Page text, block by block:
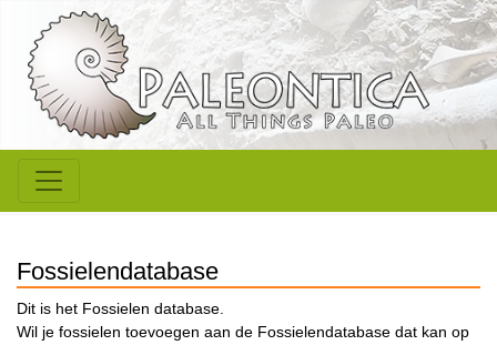
Fossielendatabase
Dit is het Fossielen database.
Wil je fossielen toevoegen aan de Fossielendatabase dat kan op